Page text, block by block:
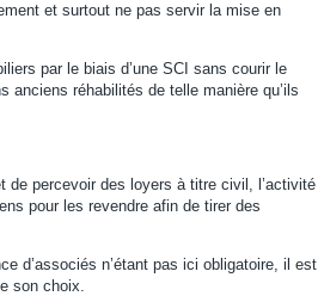
et surtout ne pas servir la mise en
par le biais d’une SCI sans courir le
anciens réhabilités de telle manière qu’ils
percevoir des loyers à titre civil, l’activité
pour les revendre afin de tirer des
d’associés n’étant pas ici obligatoire, il est
son choix.